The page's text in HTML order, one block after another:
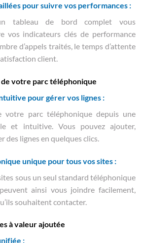
pour suivre vos performances :
tableau de bord complet vous
vos indicateurs clés de performance
d’appels traités, le temps d’attente
client.
votre parc téléphonique
pour gérer vos lignes :
votre parc téléphonique depuis une
et intuitive. Vous pouvez ajouter,
des lignes en quelques clics.
unique pour tous vos sites :
sous un seul standard téléphonique
ainsi vous joindre facilement,
souhaitent contacter.
à valeur ajoutée
: